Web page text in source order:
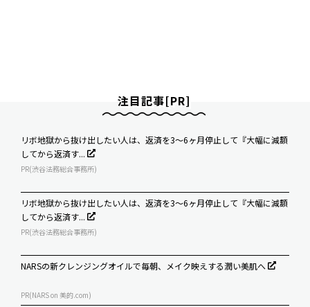
注目記事[PR]
リボ地獄から抜け出したい人は、返済を3～6ヶ月停止して『大幅に減額
してから返済す...
PR(渋谷法務総合事務所)
リボ地獄から抜け出したい人は、返済を3～6ヶ月停止して『大幅に減額
してから返済す...
PR(渋谷法務総合事務所)
NARSの新クレンジングオイルで毎朝、メイク映えする潤い美肌へ
PR(NARS on 美的.com)